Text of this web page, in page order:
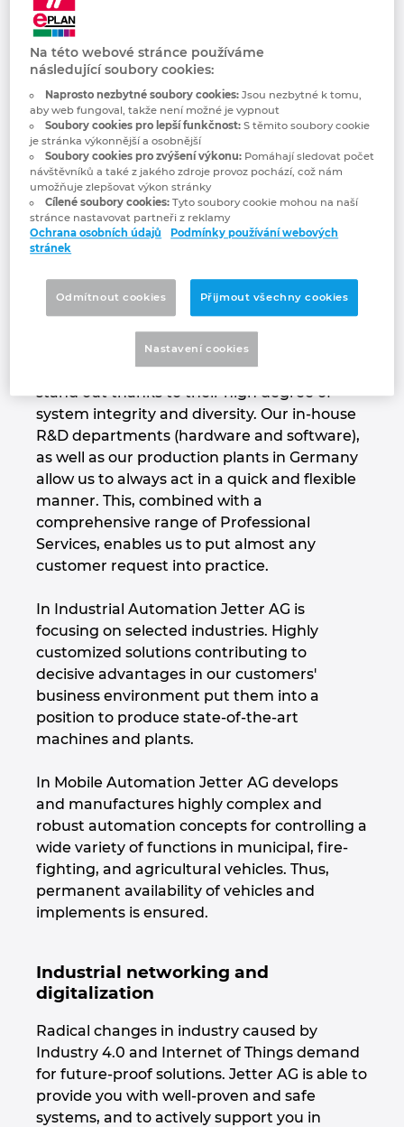
Jetter AG
We automate your success.
for highest demands on automation
solutions that are used in a wide range of
industrial and mobile automation sectors.
Products and components by Jetter AG
stand out thanks to their high degree of
system integrity and diversity. Our in-house
R&D departments (hardware and software),
as well as our production plants in Germany
allow us to always act in a quick and flexible
manner. This, combined with a
comprehensive range of Professional
Services, enables us to put almost any
customer request into practice.
In Industrial Automation Jetter AG is
focusing on selected industries. Highly
customized solutions contributing to
decisive advantages in our customers'
business environment put them into a
position to produce state-of-the-art
machines and plants.
In Mobile Automation Jetter AG develops
and manufactures highly complex and
robust automation concepts for controlling a
wide variety of functions in municipal, fire-
fighting, and agricultural vehicles. Thus,
permanent availability of vehicles and
implements is ensured.
Industrial networking and
digitalization
Radical changes in industry caused by
Industry 4.0 and Internet of Things demand
for future-proof solutions. Jetter AG is able to
provide you with well-proven and safe
systems, and to actively support you in
Technologie budov
Případové studie
Konfigurace
Integrace pro ERP, PDM a PLM
EPLAN Data Portal
EPLAN Education pro školy
EPLAN Education pro studenty
EPLAN aplikace pro spolupráci
Blog EPLAN CZ&SK
Pobočky
Kontakty
Trust Center
Bulharsko
Česká republika
Čína
Dánsko
Filipíny
Finsko
Francie
Chorvatsko
Indie
Indonesie
Irsko
Itálie
Izrael
Japonsko
Jihoafrická republika
Jižní Korea
Kanada
Kolumbie
Lucembursko
Maďarsko
Malajsie
Mexiko
Na této webové stránce používáme
následující soubory cookies:
Naprosto nezbytné soubory cookies:Jsou nezbytné k tomu,
aby web fungoval, takže není možné je vypnout
Soubory cookies pro lepší funkčnost:S těmito soubory cookie
je stránka výkonnější a osobnější
Soubory cookies pro zvýšení výkonu:Pomáhají sledovat počet
návštěvníků a také z jakého zdroje provoz pochází, což nám
umožňuje zlepšovat výkon stránky
Cílené soubory cookies:Tyto soubory cookie mohou na naší
stránce nastavovat partneři z reklamy
Ochrana osobních údajů
Podmínky používání webových
stránek
Odmítnout cookies Přijmout všechny cookies
Nastavení cookies